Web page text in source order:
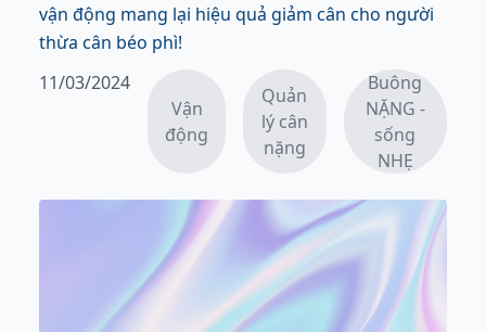
vận động mang lại hiệu quả giảm cân cho người
thừa cân béo phì!
11/03/2024
Vận
động
Quản
lý cân
nặng
Buông
NẶNG -
sống
NHẸ